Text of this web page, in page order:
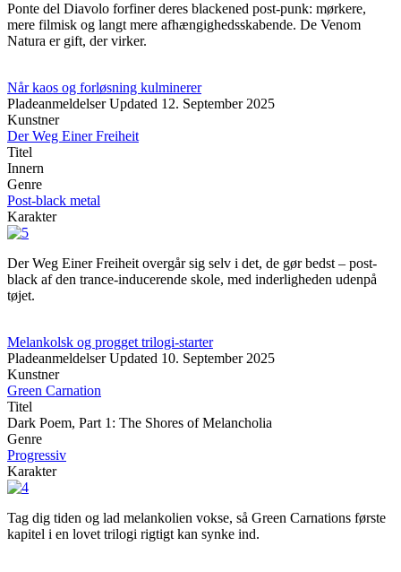
Ponte del Diavolo forfiner deres blackened post-punk: mørkere,
mere filmisk og langt mere afhængighedsskabende. De Venom
Natura er gift, der virker.
Når kaos og forløsning kulminerer
Pladeanmeldelser Updated 12. September 2025
Kunstner
Der Weg Einer Freiheit
Titel
Innern
Genre
Post-black metal
Karakter
Der Weg Einer Freiheit overgår sig selv i det, de gør bedst – post-
black af den trance-inducerende skole, med inderligheden udenpå
tøjet.
Melankolsk og progget trilogi-starter
Pladeanmeldelser Updated 10. September 2025
Kunstner
Green Carnation
Titel
Dark Poem, Part 1: The Shores of Melancholia
Genre
Progressiv
Karakter
Tag dig tiden og lad melankolien vokse, så Green Carnations første
kapitel i en lovet trilogi rigtigt kan synke ind.